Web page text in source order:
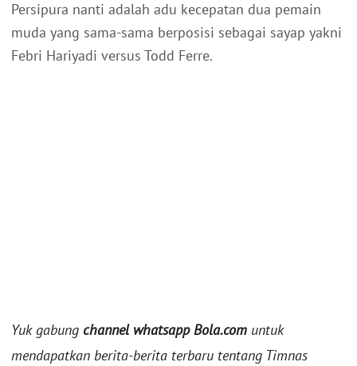
Persipura nanti adalah adu kecepatan dua pemain
muda yang sama-sama berposisi sebagai sayap yakni
Febri Hariyadi versus Todd Ferre.
Yuk gabung channel whatsapp Bola.com untuk
mendapatkan berita-berita terbaru tentang Timnas